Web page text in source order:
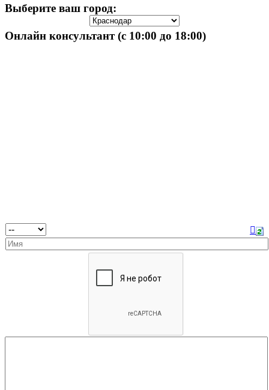
Выберите ваш город:
Онлайн консультант (с 10:00 до 18:00)